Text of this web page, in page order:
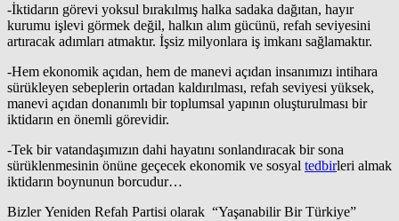
-İktidarın görevi yoksul bırakılmış halka sadaka dağıtan, hayır
kurumu işlevi görmek değil, halkın alım gücünü, refah seviyesini
artıracak adımları atmaktır. İşsiz milyonlara iş imkanı sağlamaktır.
-Hem ekonomik açıdan, hem de manevi açıdan insanımızı intihara
sürükleyen sebeplerin ortadan kaldırılması, refah seviyesi yüksek,
manevi açıdan donanımlı bir toplumsal yapının oluşturulması bir
iktidarın en önemli görevidir.
-Tek bir vatandaşımızın dahi hayatını sonlandıracak bir sona
sürüklenmesinin önüne geçecek ekonomik ve sosyal tedbirleri almak
iktidarın boynunun borcudur…
Bizler Yeniden Refah Partisi olarak “Yaşanabilir Bir Türkiye”